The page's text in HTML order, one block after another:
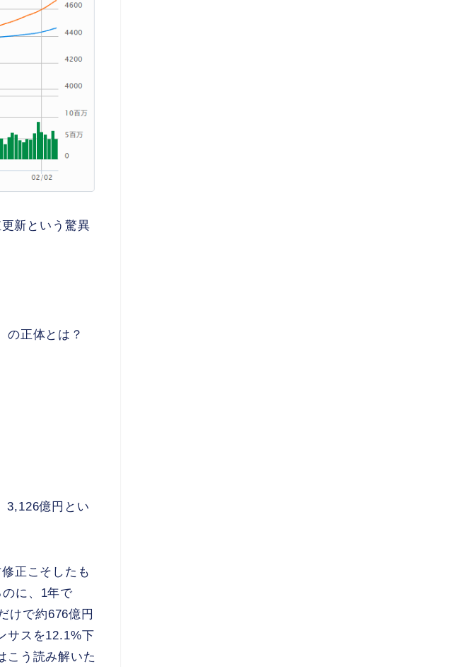
新という驚異
の正体とは？
3,126億円とい
正こそしたも
に、1年で
けで約676億円
サスを12.1%下
こう読み解いた